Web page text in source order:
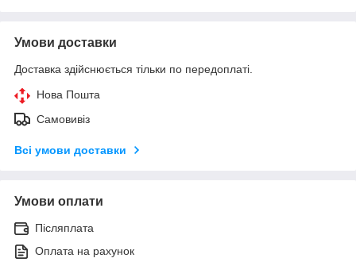
Умови доставки
Доставка здійснюється тільки по передоплаті.
Нова Пошта
Самовивіз
Всі умови доставки
Умови оплати
Післяплата
Оплата на рахунок